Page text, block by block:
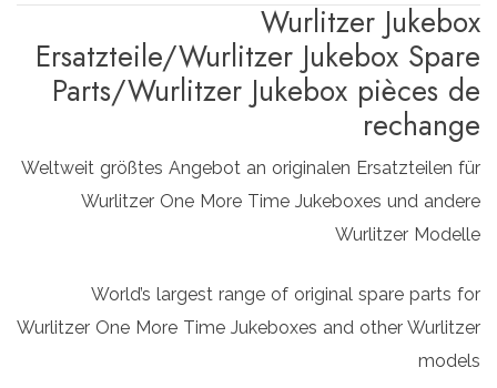
Wurlitzer Jukebox
Ersatzteile/Wurlitzer Jukebox Spare
Parts/Wurlitzer Jukebox pièces de
rechange
Weltweit größtes Angebot an originalen Ersatzteilen für
Wurlitzer One More Time Jukeboxes und andere
Wurlitzer Modelle
World’s largest range of original spare parts for
Wurlitzer One More Time Jukeboxes and other Wurlitzer
models